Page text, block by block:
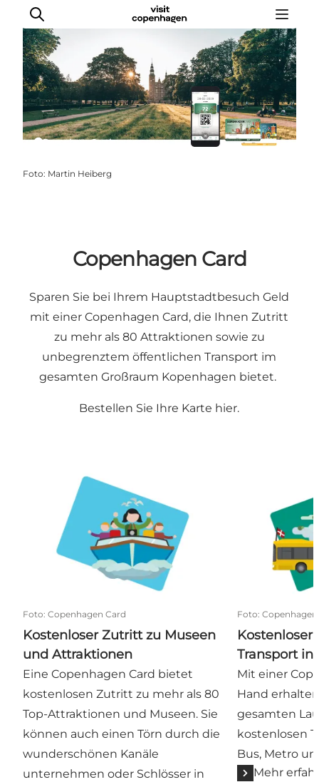
Rosenborg Castle
Foto: Martin Heiberg
Copenhagen Card
Sparen Sie bei Ihrem Hauptstadtbesuch Geld
mit einer Copenhagen Card, die Ihnen Zutritt
zu mehr als 80 Attraktionen sowie zu
unbegrenztem öffentlichen Transport im
gesamten Großraum Kopenhagen bietet.
Bestellen Sie Ihre Karte hier.
Foto: Copenhagen Card
Kostenloser Zutritt zu Museen
und Attraktionen
Eine Copenhagen Card bietet
kostenlosen Zutritt zu mehr als 80
Top-Attraktionen und Museen. Sie
können auch einen Törn durch die
wunderschönen Kanäle
unternehmen oder Schlösser in
Foto:
Transport in
Mit einer
Hand
gesamten
kostenlosen
Bus, Metro
Mehr